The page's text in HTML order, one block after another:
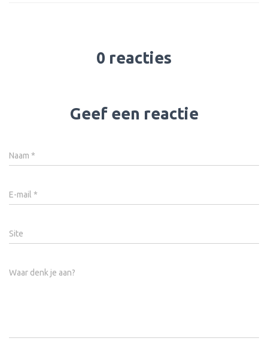
0 reacties
Geef een reactie
Naam *
E-mail *
Site
Waar denk je aan?